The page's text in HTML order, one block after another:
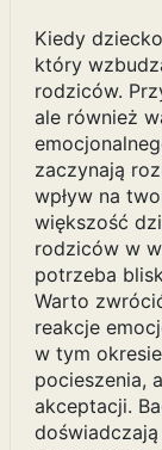
Kiedy
który
rodziców.
ale również
zaczynają
wpływ na
większość
rodziców w
potrzeba
Warto
reakcje
w tym
pocieszenia,
akceptacji.